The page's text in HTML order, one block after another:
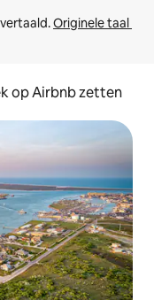
Originele taal
op Airbnb zetten